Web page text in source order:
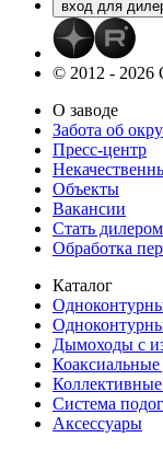
© 2012 -
О заводе
Забота об
Пресс-центр
Объекты
Вакансии
Стать дилером
Обработка
Каталог
Дымоходы с
Система
Аксессуары